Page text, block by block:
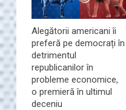
Alegătorii americani îi
preferă pe democrați în
detrimentul
republicanilor în
probleme economice,
o premieră în ultimul
deceniu